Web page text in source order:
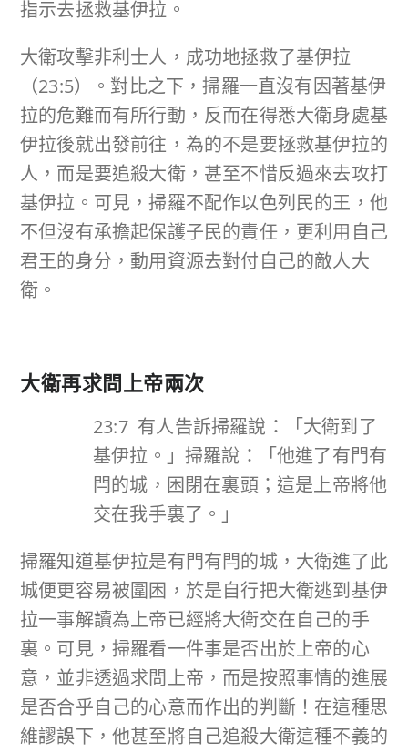
指示去拯救基伊拉。
大衛攻擊非利士人，成功地拯救了基伊拉
（23:5）。對比之下，掃羅一直沒有因著基伊
拉的危難而有所行動，反而在得悉大衛身處基
伊拉後就出發前往，為的不是要拯救基伊拉的
人，而是要追殺大衛，甚至不惜反過來去攻打
基伊拉。可見，掃羅不配作以色列民的王，他
不但沒有承擔起保護子民的責任，更利用自己
君王的身分，動用資源去對付自己的敵人大
衛。
大衛再求問上帝兩次
23:7 有人告訴掃羅說：「大衛到了
基伊拉。」掃羅說：「他進了有門有
閂的城，困閉在裏頭；這是上帝將他
交在我手裏了。」
掃羅知道基伊拉是有門有閂的城，大衛進了此
城便更容易被圍困，於是自行把大衛逃到基伊
拉一事解讀為上帝已經將大衛交在自己的手
裏。可見，掃羅看一件事是否出於上帝的心
意，並非透過求問上帝，而是按照事情的進展
是否合乎自己的心意而作出的判斷！在這種思
維謬誤下，他甚至將自己追殺大衛這種不義的